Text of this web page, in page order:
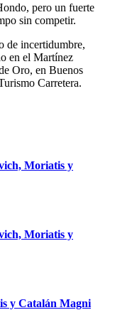
pero un fuerte
sin competir.
de incertidumbre,
en el Martínez
Oro, en Buenos
Carretera.
Moriatis y
Moriatis y
y Catalán Magni